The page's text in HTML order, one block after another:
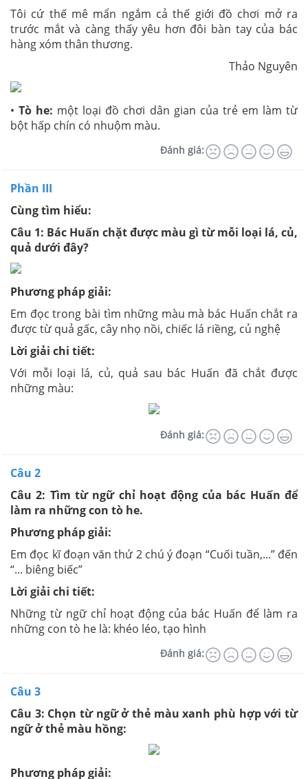
Tôi cứ thế mê mẩn ngắm cả thế giới đồ chơi mở ra
trước mắt và càng thấy yêu hơn đôi bàn tay của bác
hàng xóm thân thương.
Thảo Nguyên
•Tò he: một loại đồ chơi dân gian của trẻ em làm từ
bột hấp chín có nhuộm màu.
Đánh giá:
Phần III
Cùng tìm hiểu:
Câu 1: Bác Huấn chặt được màu gì từ mỗi loại lá, củ,
quả dưới đây?
Phương pháp giải:
Em đọc trong bài tìm những màu mà bác Huấn chắt ra
được từ quả gấc, cây nhọ nồi, chiếc lá riềng, củ nghệ
Lời giải chi tiết:
Với mỗi loại lá, củ, quả sau bác Huấn đã chắt được
những màu:
Đánh giá:
Câu 2
Câu 2: Tìm từ ngữ chỉ hoạt động của bác Huấn để
làm ra những con tò he.
Phương pháp giải:
Em đọc kĩ đoạn văn thứ 2 chú ý đoạn “Cuối tuần,...” đến
“... biêng biếc”
Lời giải chi tiết:
Những từ ngữ chỉ hoạt động của bác Huấn để làm ra
những con tò he là: khéo léo, tạo hình
Đánh giá:
Câu 3
Câu 3: Chọn từ ngữ ở thẻ màu xanh phù hợp với từ
ngữ ở thẻ màu hồng:
Phương pháp giải: